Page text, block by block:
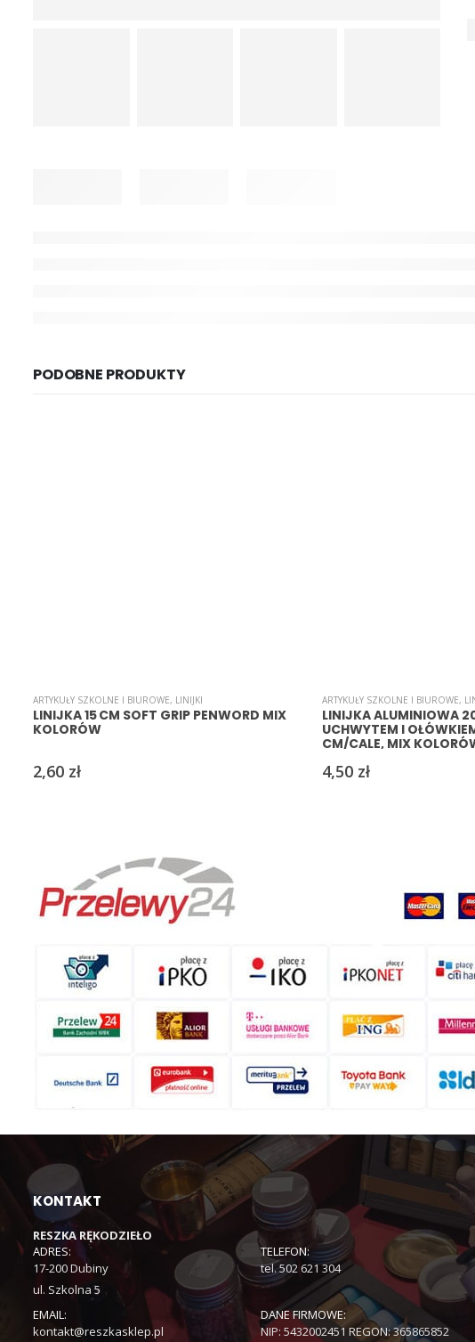
PODOBNE PRODUKTY
ARTYKUŁY SZKOLNE I BIUROWE, LINIJKI
LINIJKA 15 CM SOFT GRIP PENWORD MIX
KOLORÓW
2,60 zł
ARTYKUŁY SZKOLNE I BIUROWE,
LINIJKA ALUMINIOWA
UCHWYTEM I
CM/CALE, MIX
4,50 zł
KONTAKT
RESZKA RĘKODZIEŁO
ADRES:
17-200 Dubiny
ul. Szkolna 5
TELEFON:
tel. 502 621 304
EMAIL:
kontakt@reszkasklep.pl
DANE FIRMOWE:
NIP: 5432002451 REGON: 365865852